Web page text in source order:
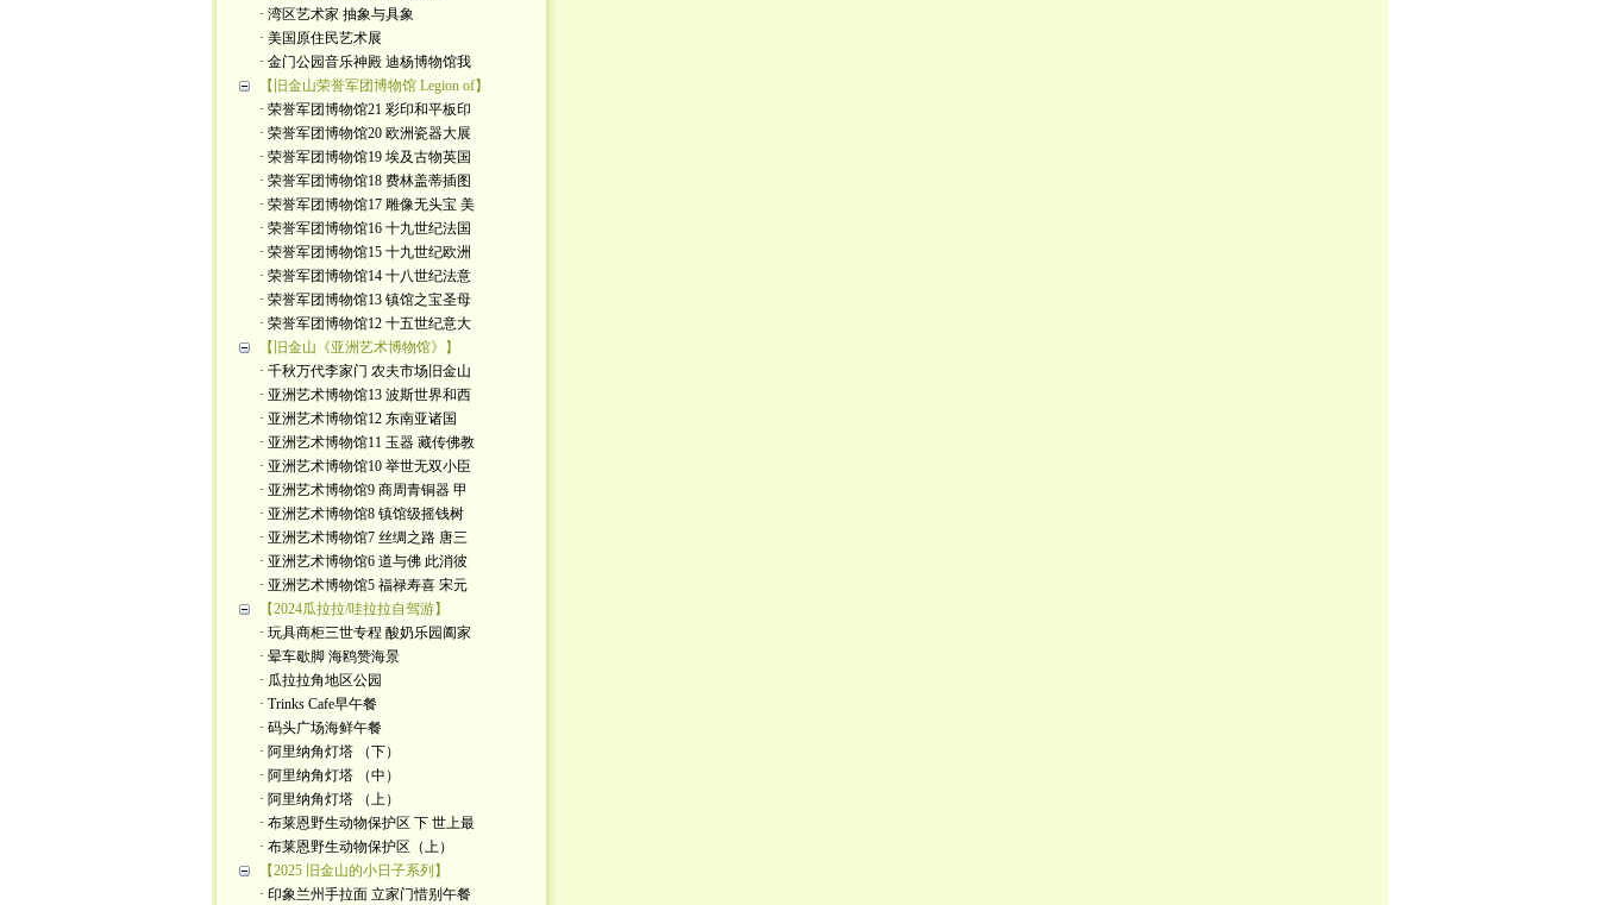
· 湾区艺术家 抽象与具象
· 美国原住民艺术展
· 金门公园音乐神殿 迪杨博物馆我
【旧金山荣誉军团博物馆 Legion of】
· 荣誉军团博物馆21 彩印和平板印
· 荣誉军团博物馆20 欧洲瓷器大展
· 荣誉军团博物馆19 埃及古物英国
· 荣誉军团博物馆18 费林盖蒂插图
· 荣誉军团博物馆17 雕像无头宝 美
· 荣誉军团博物馆16 十九世纪法国
· 荣誉军团博物馆15 十九世纪欧洲
· 荣誉军团博物馆14 十八世纪法意
· 荣誉军团博物馆13 镇馆之宝圣母
· 荣誉军团博物馆12 十五世纪意大
【旧金山《亚洲艺术博物馆》】
· 千秋万代李家门 农夫市场旧金山
· 亚洲艺术博物馆13 波斯世界和西
· 亚洲艺术博物馆12 东南亚诸国
· 亚洲艺术博物馆11 玉器 藏传佛教
· 亚洲艺术博物馆10 举世无双小臣
· 亚洲艺术博物馆9 商周青铜器 甲
· 亚洲艺术博物馆8 镇馆级摇钱树
· 亚洲艺术博物馆7 丝绸之路 唐三
· 亚洲艺术博物馆6 道与佛 此消彼
· 亚洲艺术博物馆5 福禄寿喜 宋元
【2024瓜拉拉/哇拉拉自驾游】
· 玩具商柜三世专程 酸奶乐园阖家
· 晕车歇脚 海鸥赞海景
· 瓜拉拉角地区公园
· Trinks Cafe早午餐
· 码头广场海鲜午餐
· 阿里纳角灯塔 （下）
· 阿里纳角灯塔 （中）
· 阿里纳角灯塔 （上）
· 布莱恩野生动物保护区 下 世上最
· 布莱恩野生动物保护区（上）
【2025 旧金山的小日子系列】
· 印象兰州手拉面 立家门惜别午餐